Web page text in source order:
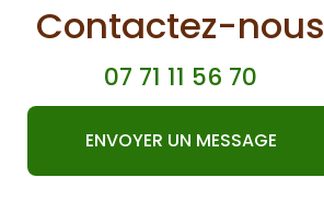
Contactez-nous
07 71 11 56 70
ENVOYER UN MESSAGE